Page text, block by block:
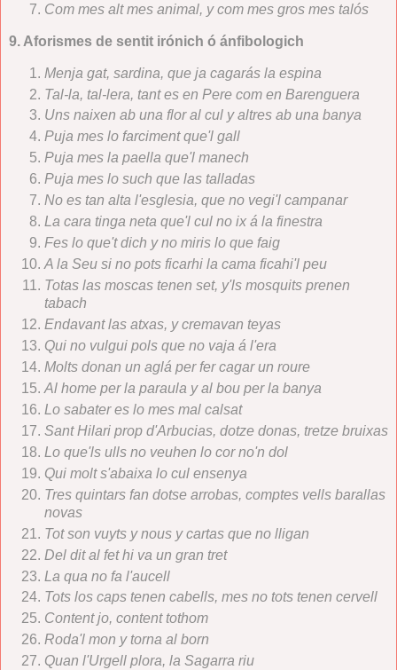
Com mes alt mes animal, y com mes gros mes talós
9. Aforismes de sentit irónich ó ánfibologich
Menja gat, sardina, que ja cagarás la espina
Tal-la, tal-lera, tant es en Pere com en Barenguera
Uns naixen ab una flor al cul y altres ab una banya
Puja mes lo farciment que'l gall
Puja mes la paella que'l manech
Puja mes lo such que las talladas
No es tan alta l'esglesia, que no vegi'l campanar
La cara tinga neta que'l cul no ix á la finestra
Fes lo que't dich y no miris lo que faig
A la Seu si no pots ficarhi la cama ficahi'l peu
Totas las moscas tenen set, y'ls mosquits prenen
tabach
Endavant las atxas, y cremavan teyas
Qui no vulgui pols que no vaja á l'era
Molts donan un aglá per fer cagar un roure
Al home per la paraula y al bou per la banya
Lo sabater es lo mes mal calsat
Sant Hilari prop d'Arbucias, dotze donas, tretze bruixas
Lo que'ls ulls no veuhen lo cor no'n dol
Qui molt s'abaixa lo cul ensenya
Tres quintars fan dotse arrobas, comptes vells barallas
novas
Tot son vuyts y nous y cartas que no lligan
Del dit al fet hi va un gran tret
La qua no fa l'aucell
Tots los caps tenen cabells, mes no tots tenen cervell
Content jo, content tothom
Roda'l mon y torna al born
Quan l'Urgell plora, la Sagarra riu